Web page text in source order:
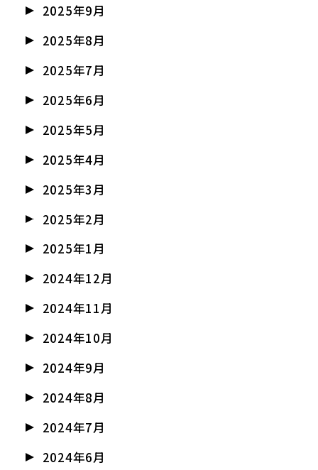
2025年9月
2025年8月
2025年7月
2025年6月
2025年5月
2025年4月
2025年3月
2025年2月
2025年1月
2024年12月
2024年11月
2024年10月
2024年9月
2024年8月
2024年7月
2024年6月